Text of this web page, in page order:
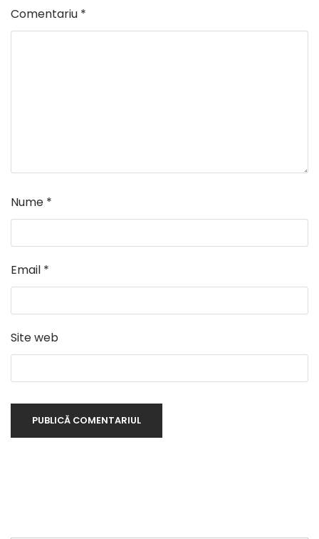
Comentariu *
Nume *
Email *
Site web